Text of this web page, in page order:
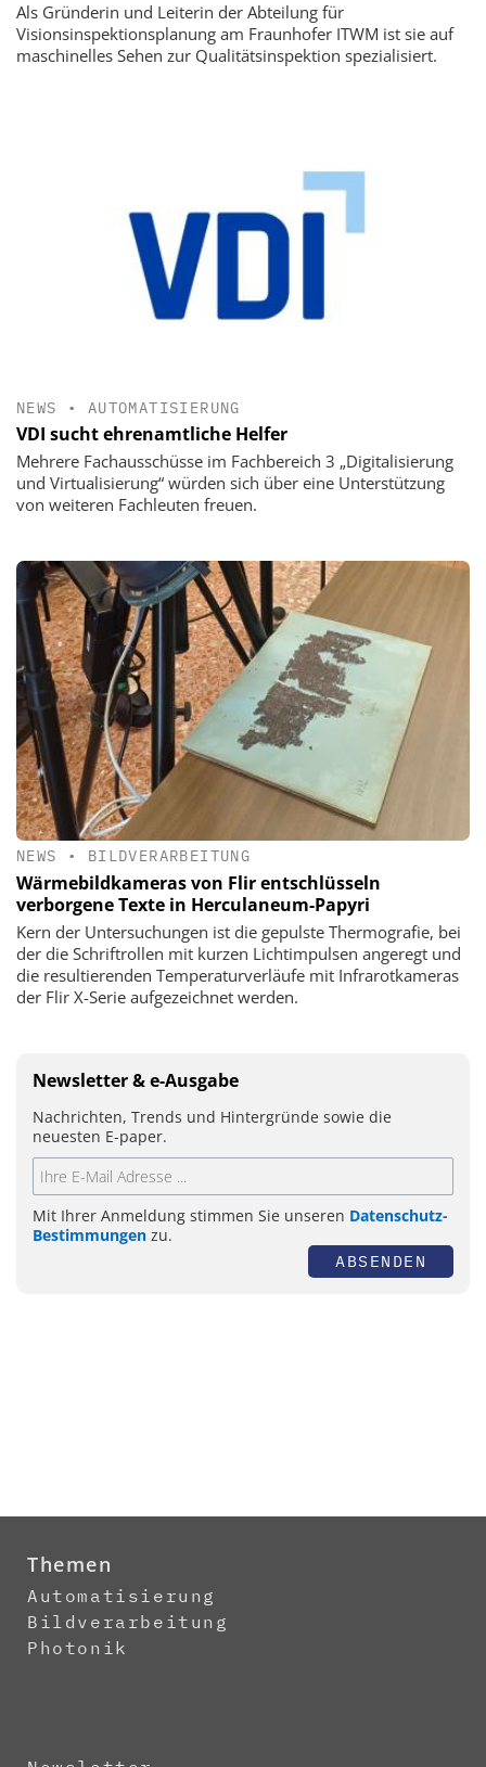
Als Gründerin und Leiterin der Abteilung für
Visionsinspektionsplanung am Fraunhofer ITWM ist sie auf
maschinelles Sehen zur Qualitätsinspektion spezialisiert.
NEWS • AUTOMATISIERUNG
VDI sucht ehrenamtliche Helfer
Mehrere Fachausschüsse im Fachbereich 3 „Digitalisierung
und Virtualisierung“ würden sich über eine Unterstützung
von weiteren Fachleuten freuen.
NEWS • BILDVERARBEITUNG
Wärmebildkameras von Flir entschlüsseln
verborgene Texte in Herculaneum-Papyri
Kern der Untersuchungen ist die gepulste Thermografie, bei
der die Schriftrollen mit kurzen Lichtimpulsen angeregt und
die resultierenden Temperaturverläufe mit Infrarotkameras
der Flir X-Serie aufgezeichnet werden.
Newsletter & e-Ausgabe
Nachrichten, Trends und Hintergründe sowie die
neuesten E-paper.
Mit Ihrer Anmeldung stimmen Sie unseren Datenschutz-
Bestimmungen zu.
ABSENDEN
Themen
Automatisierung
Bildverarbeitung
Photonik